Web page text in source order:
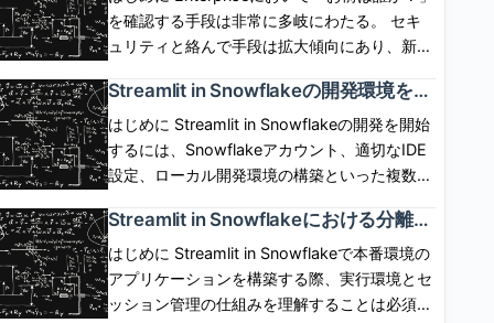
SP,User,IdP間の呼び出しシーケンスは下図の
通り。 IdP起点(IdP initiated) flow IdP側にロ
グインボタンを配置して、ログインボタン押下
でIdP認証とSPログインを開始するフロー。
SP,User,IdP間の呼び出しシーケンスは下図の
通り。 ログアウト SP側のセッションと、IdP
側のセッションは独立している。SP起点、IdP
起点のいずれにおいても、 基本的には、片方
をログアウトしたからといってもう片方が勝手
にログアウトしたりしない。 ChromeでSP起
点でフェデレーションログインした後、
ChromeでSPのセッションをログアウトした場
ではOwner\'s rightsでしか動作せず、 実現が
できなかった。6月1日に「Restricted caller\'s
で Streamlit を動作させられるようになった。
ただし、コンテナインスタンスが必須となる。
どういう仕組みで機能するのか気になったので
調べてみた。 [arst_toc tag=\"h4\"] Restricted
caller\'s rightsが一般提供(GA)された これま
で、ストアドプロシージャ、SPCSサービス、
Streamlit in SnowflakeアプリはOwner\'s
role、 すなわち、リソースの所有者の権限でし
か動作させることができなかった。 2026年6
を確認する手段は非常に多岐にわたる。 セキ
ュリティと絡んで手段は拡大傾向にあり、新し
い。 自前で認証情報を保有、管理し、セキュ
リティの保証を担保した手順を用意するのは不
可能に近い。 現実的には認証情報の保有と管
理、および認証手段を専用のプラットフォーム
スはIdP(Identity Provider)が面倒を見てくれ
る。 SnowflakeはIdPと薄く関係して、IdPに
よる認証結果を使い回すことができる。
SnowflakeはIdPがどういったプロセスで認証
Streamlit in Snowflakeの開発環境を整
備して初めてのアプリケーションを実
装した話
はじめに Streamlit in Snowflakeの開発を開始
するには、Snowflakeアカウント、適切なIDE
設定、ローカル開発環境の構築といった複数の
認、アプリケーション実装といった標準的なセ
ットアップ手順をまとめる。 前提条件と必須
の準備作業 Streamlit in Snowflakeの開発を始
める前に、複数の前提条件を満たす必要があ
Streamlit in Snowflakeにおける分離コ
ンテナ環境とセッション管理の仕組み
を理解した話
はじめに Streamlit in Snowflakeで本番環境の
アプリケーションを構築する際、実行環境とセ
ッション管理の仕組みを理解することは必須で